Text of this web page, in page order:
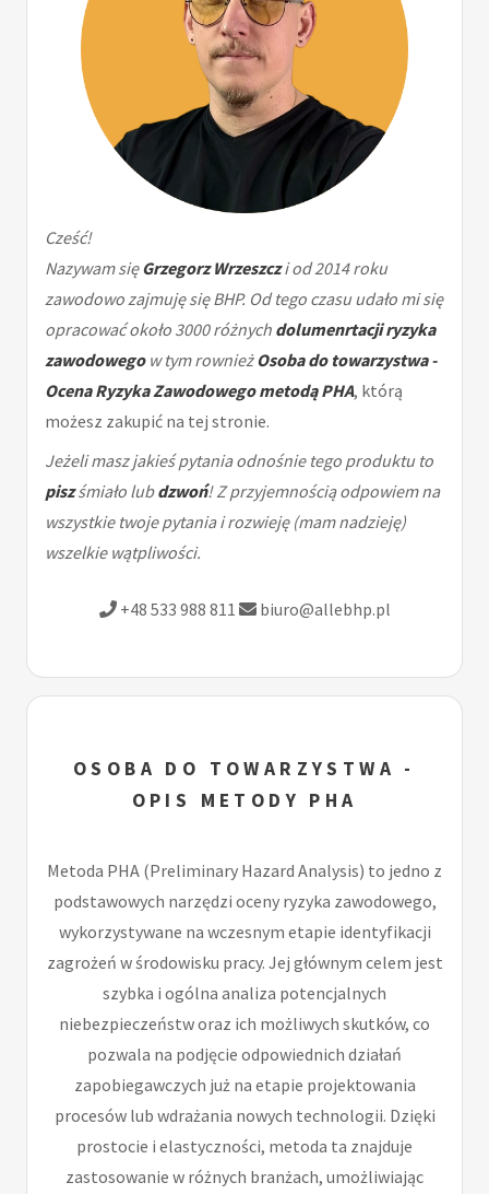
Cześć!
Nazywam sięGrzegorz Wrzeszczi od 2014 roku
zawodowo zajmuję się BHP. Od tego czasu udało mi się
opracować około 3000 różnych dolumenrtacji ryzyka
zawodowegow tym rownieżOsoba do towarzystwa -
Ocena Ryzyka Zawodowego metodą PHA, którą
możesz zakupić na tej stronie.
Jeżeli masz jakieś pytania odnośnie tego produktu to
piszśmiało lubdzwoń! Z przyjemnością odpowiem na
wszystkie twoje pytania i rozwieję (mam nadzieję)
wszelkie wątpliwości.
+48 533 988 811 biuro@allebhp.pl
OSOBA DO TOWARZYSTWA -
OPIS METODY PHA
Metoda PHA (Preliminary Hazard Analysis) to jedno z
podstawowych narzędzi oceny ryzyka zawodowego,
wykorzystywane na wczesnym etapie identyfikacji
zagrożeń w środowisku pracy. Jej głównym celem jest
szybka i ogólna analiza potencjalnych
niebezpieczeństw oraz ich możliwych skutków, co
pozwala na podjęcie odpowiednich działań
zapobiegawczych już na etapie projektowania
procesów lub wdrażania nowych technologii. Dzięki
prostocie i elastyczności, metoda ta znajduje
zastosowanie w różnych branżach, umożliwiając